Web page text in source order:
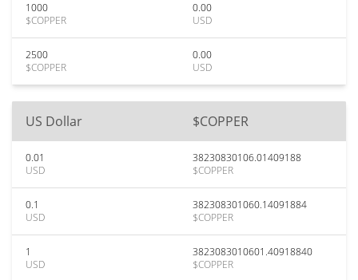
1000
$COPPER
0.00
USD
2500
$COPPER
0.00
USD
US Dollar $COPPER
0.01
USD
38230830106.01409188
$COPPER
0.1
USD
382308301060.14091884
$COPPER
1
USD
3823083010601.40918840
$COPPER